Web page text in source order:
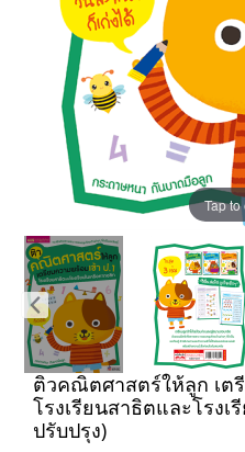
Tap to
ติวคณิตศาสตร์ให้ลูก เต
โรงเรียนสาธิตและโรง
ปรับปรุง)